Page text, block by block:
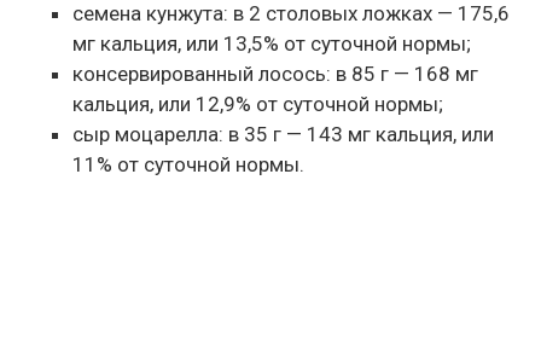
семена кунжута: в 2 столовых ложках — 175,6
мг кальция, или 13,5% от суточной нормы;
консервированный лосось: в 85 г — 168 мг
кальция, или 12,9% от суточной нормы;
сыр моцарелла: в 35 г — 143 мг кальция, или
11% от суточной нормы.